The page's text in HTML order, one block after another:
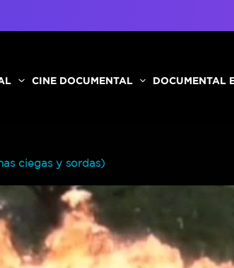
CINE DOCUMENTAL DOCUMENTAL
ciegas y sordas)